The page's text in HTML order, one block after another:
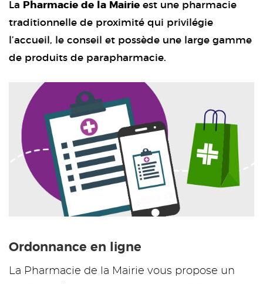
La
Pharmacie de la Mairie est une pharmacie
traditionnelle de proximité qui privilégie
l’accueil, le conseil et possède une large gamme
de produits de parapharmacie.
Ordonnance en ligne
La Pharmacie de la Mairie vous propose un